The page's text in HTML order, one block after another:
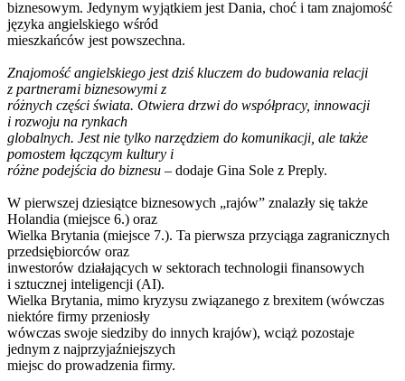
biznesowym. Jedynym wyjątkiem jest Dania, choć i tam znajomość
języka angielskiego wśród
mieszkańców jest powszechna.
Znajomość angielskiego jest dziś kluczem do budowania relacji
z partnerami biznesowymi z
różnych części świata. Otwiera drzwi do współpracy, innowacji
i rozwoju na rynkach
globalnych. Jest nie tylko narzędziem do komunikacji, ale także
pomostem łączącym kultury i
różne podejścia do biznesu – dodaje Gina Sole z Preply.
W pierwszej dziesiątce biznesowych „rajów” znalazły się także
Holandia (miejsce 6.) oraz
Wielka Brytania (miejsce 7.). Ta pierwsza przyciąga zagranicznych
przedsiębiorców oraz
inwestorów działających w sektorach technologii finansowych
i sztucznej inteligencji (AI).
Wielka Brytania, mimo kryzysu związanego z brexitem (wówczas
niektóre firmy przeniosły
wówczas swoje siedziby do innych krajów), wciąż pozostaje
jednym z najprzyjaźniejszych
miejsc do prowadzenia firmy.